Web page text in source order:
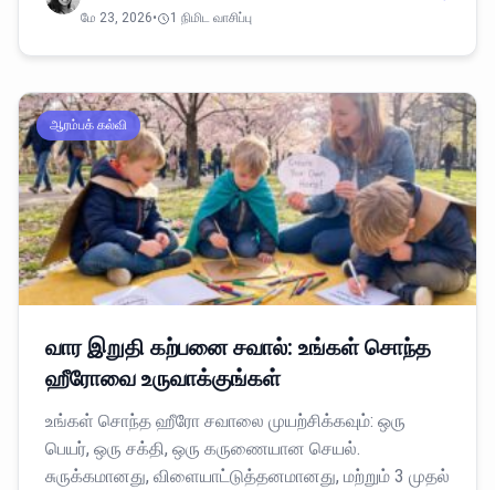
மே 23, 2026• 1 நிமிட வாசிப்பு
ஆரம்பக் கல்வி
வார இறுதி கற்பனை சவால்: உங்கள் சொந்த
ஹீரோவை உருவாக்குங்கள்
உங்கள் சொந்த ஹீரோ சவாலை முயற்சிக்கவும்: ஒரு
பெயர், ஒரு சக்தி, ஒரு கருணையான செயல்.
சுருக்கமானது, விளையாட்டுத்தனமானது, மற்றும் 3 முதல்